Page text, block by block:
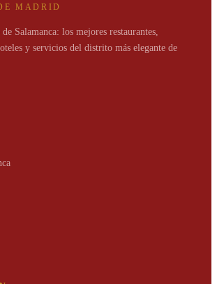
MADRID
Salamanca: los mejores restaurantes,
y servicios del distrito más elegante de